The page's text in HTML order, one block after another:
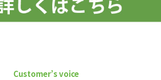
Customer’s voice